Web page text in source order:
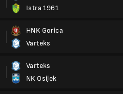
Istra 1961
HNK Gorica
Varteks
Varteks
NK Osijek